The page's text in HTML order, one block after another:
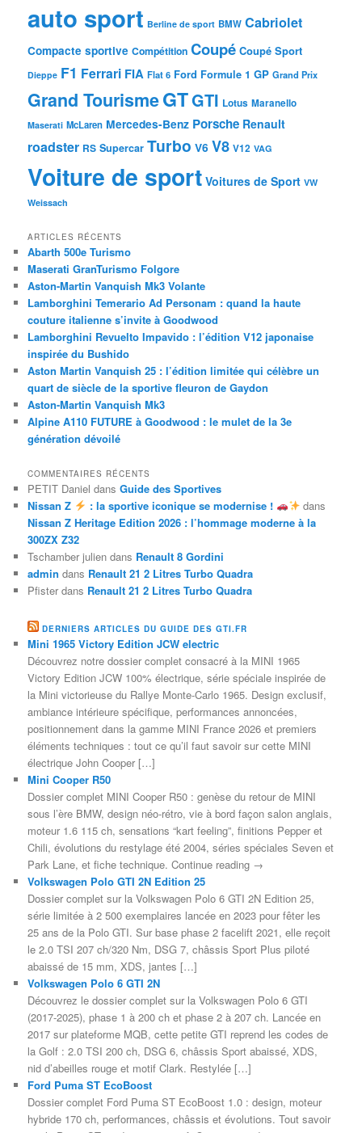
auto sport Berline de sport BMW Cabriolet
Compacte sportive Compétition Coupé Coupé Sport
Dieppe F1 Ferrari FIA Flat 6 Ford Formule 1 GP Grand Prix
Grand TourismeGTGTI Lotus Maranello
Maserati McLaren Mercedes-Benz Porsche Renault
roadster RS Supercar Turbo V6 V8 V12 VAG
Voiture de sport Voitures de Sport VW
Weissach
ARTICLES RÉCENTS
Abarth 500e Turismo
Maserati GranTurismo Folgore
Aston-Martin Vanquish Mk3 Volante
Lamborghini Temerario Ad Personam : quand la haute
couture italienne s’invite à Goodwood
Lamborghini Revuelto Impavido : l’édition V12 japonaise
inspirée du Bushido
Aston Martin Vanquish 25 : l’édition limitée qui célèbre un
quart de siècle de la sportive fleuron de Gaydon
Aston-Martin Vanquish Mk3
Alpine A110 FUTURE à Goodwood : le mulet de la 3e
génération dévoilé
COMMENTAIRES RÉCENTS
PETIT Daniel dansGuide des Sportives
Nissan Z
: la sportive iconique se modernise !
dans
Nissan Z Heritage Edition 2026 : l’hommage moderne à la
300ZX Z32
Tschamber julien dans Renault 8 Gordini
admin dans Renault 21 2 Litres Turbo Quadra
Pfister dans Renault 21 2 Litres Turbo Quadra
DERNIERS ARTICLES DU GUIDE DES GTI.FR
Mini 1965 Victory Edition JCW electric
Découvrez notre dossier complet consacré à la MINI 1965
Victory Edition JCW 100% électrique, série spéciale inspirée de
la Mini victorieuse du Rallye Monte-Carlo 1965. Design exclusif,
ambiance intérieure spécifique, performances annoncées,
positionnement dans la gamme MINI France 2026 et premiers
éléments techniques : tout ce qu’il faut savoir sur cette MINI
électrique John Cooper […]
Mini Cooper R50
Dossier complet MINI Cooper R50 : genèse du retour de MINI
sous l’ère BMW, design néo-rétro, vie à bord façon salon anglais,
moteur 1.6 115 ch, sensations “kart feeling”, finitions Pepper et
Chili, évolutions du restylage été 2004, séries spéciales Seven et
Park Lane, et fiche technique. Continue reading →
Volkswagen Polo GTI 2N Edition 25
Dossier complet sur la Volkswagen Polo 6 GTI 2N Edition 25,
série limitée à 2 500 exemplaires lancée en 2023 pour fêter les
25 ans de la Polo GTI. Sur base phase 2 facelift 2021, elle reçoit
le 2.0 TSI 207 ch/320 Nm, DSG 7, châssis Sport Plus piloté
abaissé de 15 mm, XDS, jantes […]
Volkswagen Polo 6 GTI 2N
Découvrez le dossier complet sur la Volkswagen Polo 6 GTI
(2017-2025), phase 1 à 200 ch et phase 2 à 207 ch. Lancée en
2017 sur plateforme MQB, cette petite GTI reprend les codes de
la Golf : 2.0 TSI 200 ch, DSG 6, châssis Sport abaissé, XDS,
nid d’abeilles rouge et motif Clark. Restylée […]
Ford Puma ST EcoBoost
Dossier complet Ford Puma ST EcoBoost 1.0 : design, moteur
hybride 170 ch, performances, châssis et évolutions. Tout savoir